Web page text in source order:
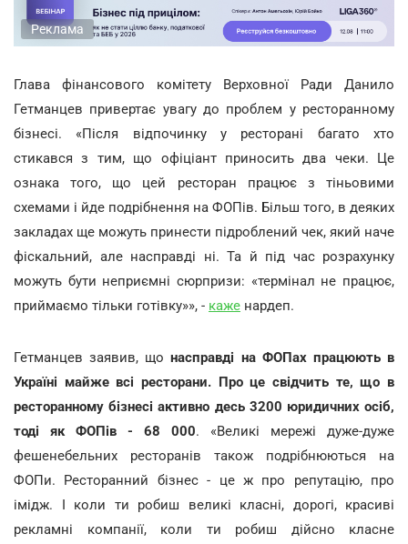
Реклама
Глава фінансового комітету Верховної Ради Данило
Гетманцев привертає увагу до проблем у ресторанному
бізнесі. «Після відпочинку у ресторані багато хто
стикався з тим, що офіціант приносить два чеки. Це
ознака того, що цей ресторан працює з тіньовими
схемами і йде подрібнення на ФОПів. Більш того, в деяких
закладах ще можуть принести підроблений чек, який наче
фіскальний, але насправді ні. Та й під час розрахунку
можуть бути неприємні сюрпризи: «термінал не працює,
приймаємо тільки готівку»», - каже нардеп.
Гетманцев заявив, щонасправді на ФОПах працюють в
Україні майже всі ресторани. Про це свідчить те, що в
ресторанному бізнесі активно десь 3200 юридичних осіб,
тоді як ФОПів - 68 000. «Великі мережі дуже-дуже
фешенебельних ресторанів також подрібнюються на
ФОПи. Ресторанний бізнес - це ж про репутацію, про
імідж. І коли ти робиш великі класні, дорогі, красиві
рекламні компанії, коли ти робиш дійсно класне